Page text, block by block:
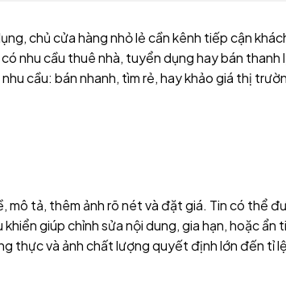
chủ cửa hàng nhỏ lẻ cần kênh tiếp cận
nhu cầu thuê nhà, tuyển dụng hay bán thanh
cầu: bán nhanh, tìm rẻ, hay khảo giá thị
mô tả, thêm ảnh rõ nét và đặt giá. Tin có thể
giúp chỉnh sửa nội dung, gia hạn, hoặc ẩn
thực và ảnh chất lượng quyết định lớn đến tỉ